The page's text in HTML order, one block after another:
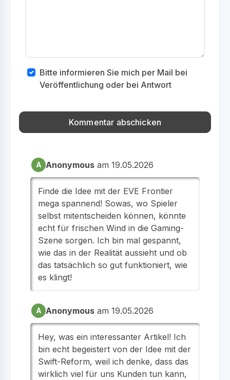
Bitte informieren Sie mich per Mail bei
Veröffentlichung oder bei Antwort
A Anonymous am 19.05.2026
Finde die Idee mit der EVE Frontier
mega spannend! Sowas, wo Spieler
selbst mitentscheiden können, könnte
echt für frischen Wind in die Gaming-
Szene sorgen. Ich bin mal gespannt,
wie das in der Realität aussieht und ob
das tatsächlich so gut funktioniert, wie
es klingt!
A Anonymous am 19.05.2026
Hey, was ein interessanter Artikel! Ich
bin echt begeistert von der Idee mit der
Swift-Reform, weil ich denke, dass das
wirklich viel für uns Kunden tun kann,